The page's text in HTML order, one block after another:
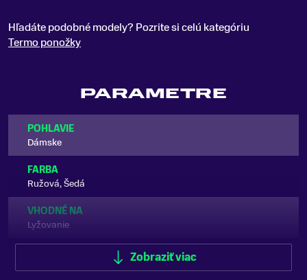
Hľadáte podobné modely? Pozrite si celú kategóriu
Termo ponožky
PARAMETRE
POHLAVIE
Dámske
FARBA
Ružová, Šedá
VHODNÉ NA
Lyžovanie
Zobraziť viac